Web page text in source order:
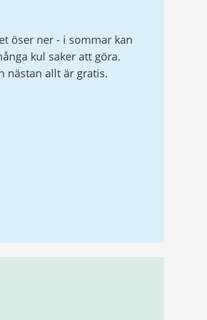
öser ner - i sommar kan
kul saker att göra.
nästan allt är gratis.